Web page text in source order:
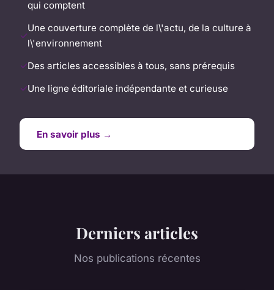
qui comptent
Une couverture complète de l\'actu, de la culture à
l\'environnement
Des articles accessibles à tous, sans prérequis
Une ligne éditoriale indépendante et curieuse
En savoir plus →
Derniers articles
Nos publications récentes